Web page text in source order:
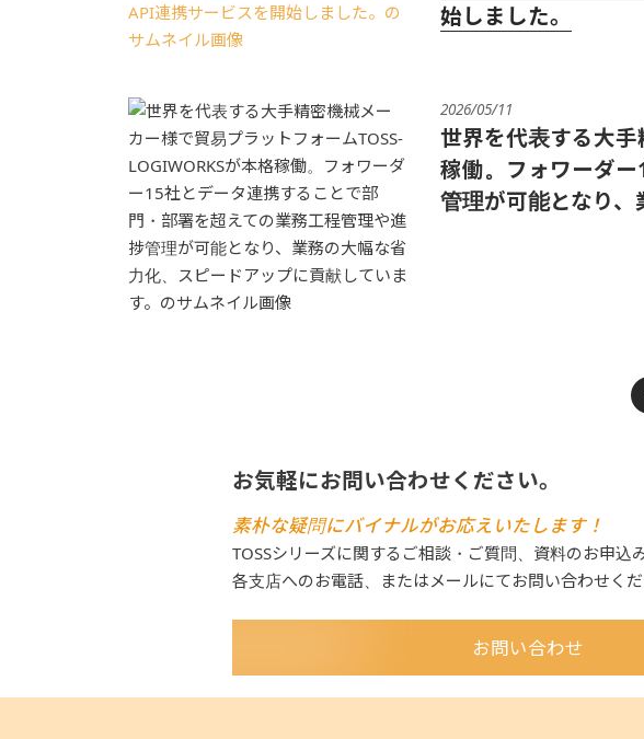
始しました。
2026/05/11
世界を代表する大
稼働。フォワーダ
管理が可能となり、
お気軽にお問い合わせください。
素朴な疑問にバイナルがお応えいたします！
TOSSシリーズに関するご相談・ご質問、資料のお申込み
各支店へのお電話、またはメールにてお問い合わせくだ
お問い合わせ